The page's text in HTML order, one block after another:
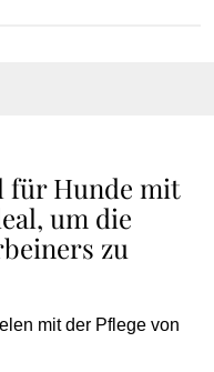
für Hunde mit
um die
zu
mit der Pflege von